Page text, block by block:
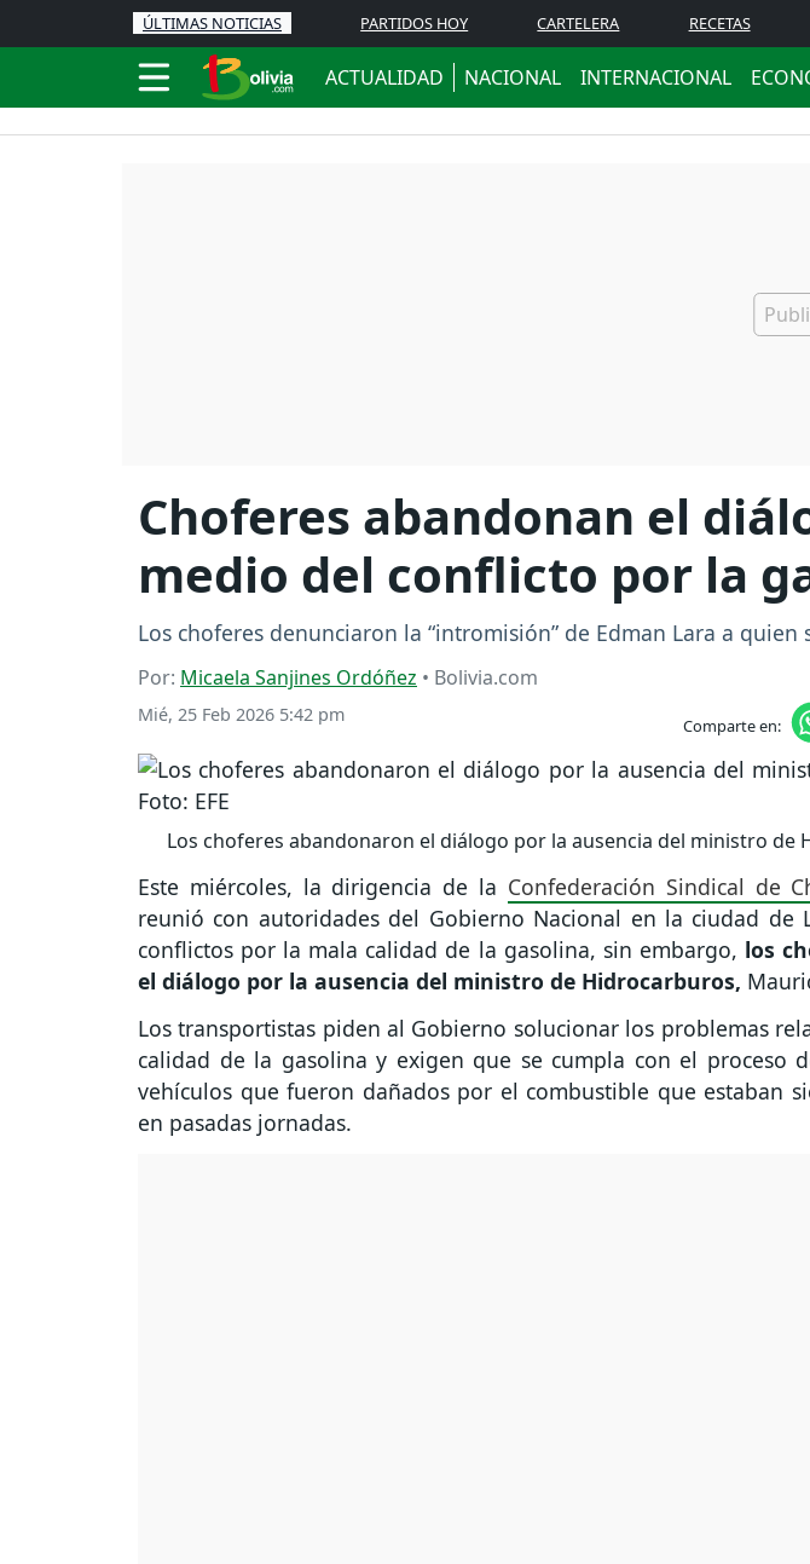
ÚLTIMAS NOTICIAS PARTIDOS HOY CARTELERA RECETAS
ACTUALIDAD NACIONAL INTERNACIONAL
Choferes abandonan el
medio del conflicto por la
Los choferes denunciaron la “intromisión” de Edman Lara a
Por: Micaela Sanjines Ordóñez • Bolivia.com
Mié, 25 Feb 2026 5:42 pm Comparte en:
Los choferes abandonaron el diálogo por la ausencia del ministro de
Este miércoles, la dirigencia de la Confederación Sindical de
reunió con autoridades del Gobierno Nacional en la ciudad de
conflictos por la mala calidad de la gasolina, sin embargo, los
el diálogo por la ausencia del ministro de Hidrocarburos,
Los transportistas piden al Gobierno solucionar los problemas
calidad de la gasolina y exigen que se cumpla con el proceso
vehículos que fueron dañados por el combustible que estaban
en pasadas jornadas.